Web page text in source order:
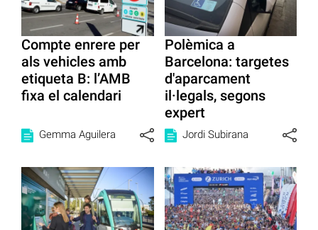
Compte enrere per
als vehicles amb
etiqueta B: l’AMB
fixa el calendari
Gemma Aguilera
Polèmica a
Barcelona: targetes
d'aparcament
il·legals, segons
expert
Jordi Subirana